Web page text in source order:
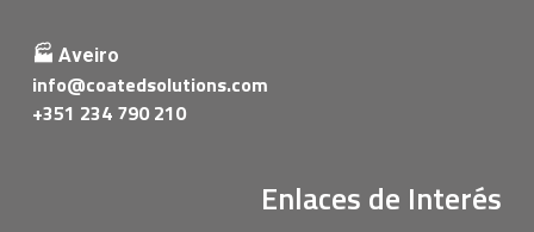
🏭 Aveiro
info@coatedsolutions.com
+351 234 790 210
Enlaces de Interés